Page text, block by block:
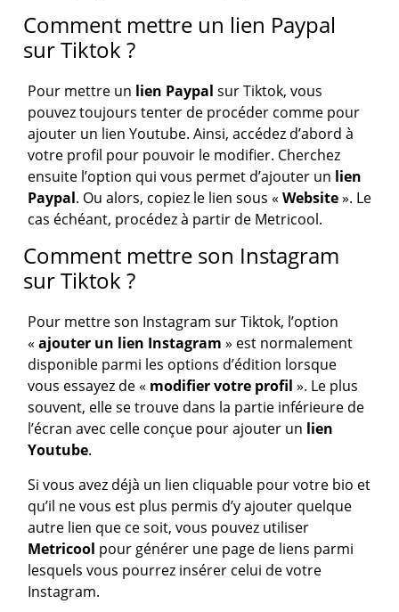
Comment mettre un lien Paypal
sur Tiktok ?
Pour mettre un lien Paypal sur Tiktok, vous
pouvez toujours tenter de procéder comme pour
ajouter un lien Youtube. Ainsi, accédez d’abord à
votre profil pour pouvoir le modifier. Cherchez
ensuite l’option qui vous permet d’ajouter un lien
Paypal. Ou alors, copiez le lien sous «Website». Le
cas échéant, procédez à partir de Metricool.
Comment mettre son Instagram
sur Tiktok ?
Pour mettre son Instagram sur Tiktok, l’option
«ajouter un lien Instagram » est normalement
disponible parmi les options d’édition lorsque
vous essayez de « modifier votre profil ». Le plus
souvent, elle se trouve dans la partie inférieure de
l’écran avec celle conçue pour ajouter un lien
Youtube.
Si vous avez déjà un lien cliquable pour votre bio et
qu’il ne vous est plus permis d’y ajouter quelque
autre lien que ce soit, vous pouvez utiliser
Metricool pour générer une page de liens parmi
lesquels vous pourrez insérer celui de votre
Instagram.